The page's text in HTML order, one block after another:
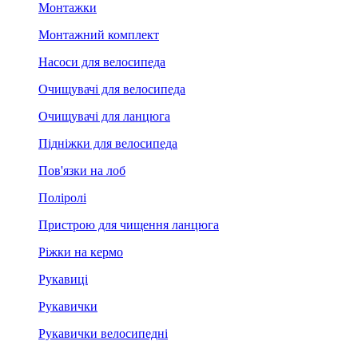
Монтажки
Монтажний комплект
Насоси для велосипеда
Очищувачі для велосипеда
Очищувачі для ланцюга
Підніжки для велосипеда
Пов'язки на лоб
Поліролі
Пристрою для чищення ланцюга
Ріжки на кермо
Рукавиці
Рукавички
Рукавички велосипедні